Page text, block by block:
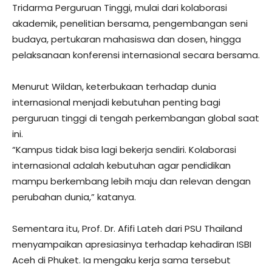
Tridarma Perguruan Tinggi, mulai dari kolaborasi
akademik, penelitian bersama, pengembangan seni
budaya, pertukaran mahasiswa dan dosen, hingga
pelaksanaan konferensi internasional secara bersama.
Menurut Wildan, keterbukaan terhadap dunia
internasional menjadi kebutuhan penting bagi
perguruan tinggi di tengah perkembangan global saat
ini.
“Kampus tidak bisa lagi bekerja sendiri. Kolaborasi
internasional adalah kebutuhan agar pendidikan
mampu berkembang lebih maju dan relevan dengan
perubahan dunia,” katanya.
Sementara itu, Prof. Dr. Afifi Lateh dari PSU Thailand
menyampaikan apresiasinya terhadap kehadiran ISBI
Aceh di Phuket. Ia mengaku kerja sama tersebut